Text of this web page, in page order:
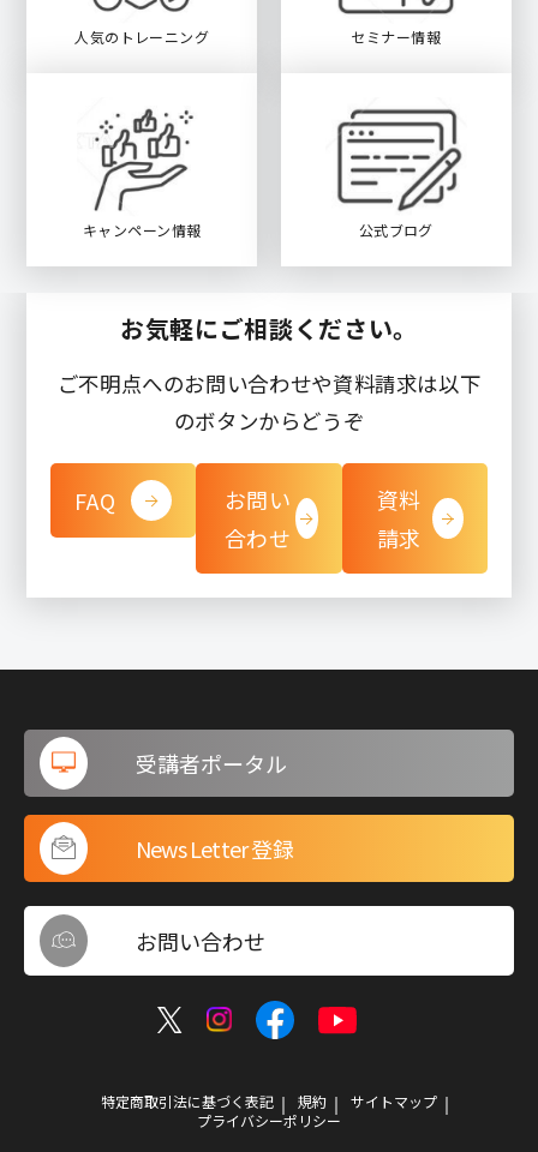
人気のトレーニング セミナー情報
キャンペーン情報 公式ブログ
お気軽にご相談ください。
ご不明点へのお問い合わせや資料請求は以下
のボタンからどうぞ
FAQ
お問い
合わせ
資料
請求
特定商取引法に基づく表記 規約
サイトマップ
プライバシーポリシー
受講者ポータル
News Letter 登録
お問い合わせ